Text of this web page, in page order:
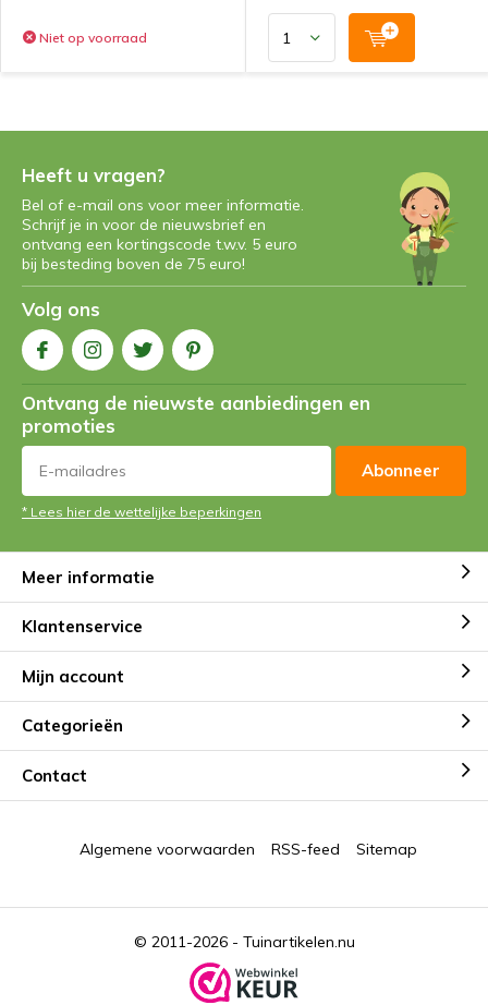
Niet op voorraad
Heeft u vragen?
Bel of e-mail ons voor meer informatie.
Schrijf je in voor de nieuwsbrief en
ontvang een kortingscode t.w.v. 5 euro
bij besteding boven de 75 euro!
Volg ons
Ontvang de nieuwste aanbiedingen en
promoties
Abonneer
* Lees hier de wettelijke beperkingen
Meer informatie
Klantenservice
Mijn account
Categorieën
Contact
© 2011-2026 - Tuinartikelen.nu
Algemene voorwaarden RSS-feed Sitemap